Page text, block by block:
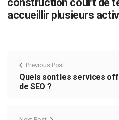
construction court de
accueillir plusieurs
Previous Post
Quels sont les services
de SEO ?